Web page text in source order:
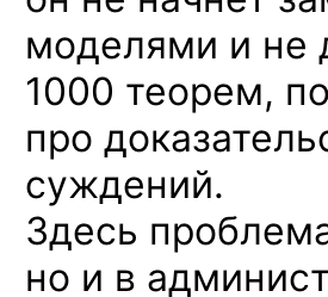
моделями и не
1000 теорем,
про
суждений.
Здесь
но и в